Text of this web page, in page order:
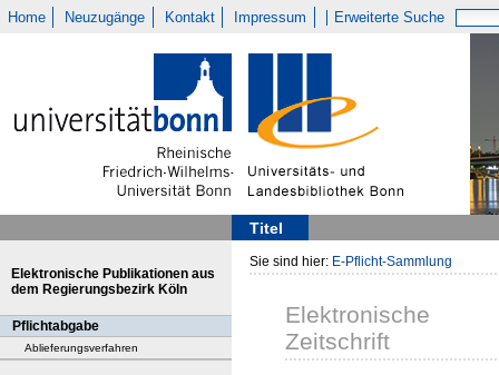
Home Neuzugänge Kontakt Impressum Erweiterte Suche
Titel
Elektronische Publikationen aus
dem Regierungsbezirk Köln
Pflichtabgabe
Ablieferungsverfahren
Sie sind hier: E-Pflicht-Sammlung
Elektronische
Zeitschrift